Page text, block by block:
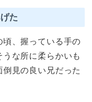
た
、握っている手の
な所に柔らかいも
見の良い兄だった